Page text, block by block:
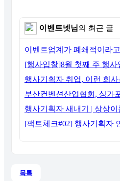
이벤트넷님의 최근 글
목록